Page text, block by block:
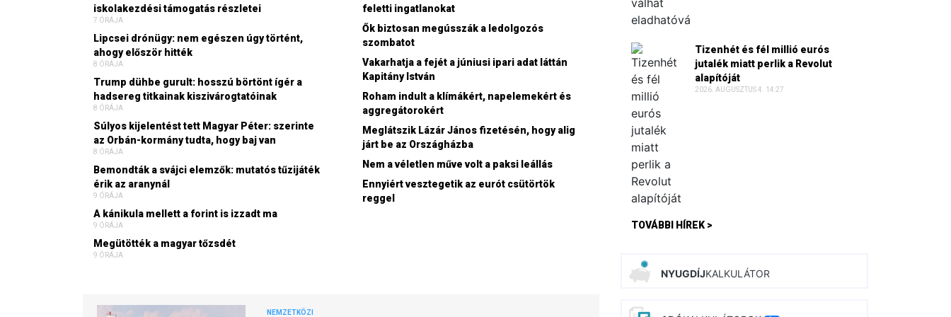
iskolakezdési támogatás részletei
7 ÓRÁJA
Lipcsei drónügy: nem egészen úgy történt,
ahogy először hitték
8 ÓRÁJA
Trump dühbe gurult: hosszú börtönt ígér a
hadsereg titkainak kiszivárogtatóinak
8 ÓRÁJA
Súlyos kijelentést tett Magyar Péter: szerinte
az Orbán-kormány tudta, hogy baj van
8 ÓRÁJA
Bemondták a svájci elemzők: mutatós tűzijáték
érik az aranynál
9 ÓRÁJA
A kánikula mellett a forint is izzadt ma
9 ÓRÁJA
Megütötték a magyar tőzsdét
9 ÓRÁJA
feletti ingatlanokat
Ők biztosan megússzák a ledolgozós
szombatot
Vakarhatja a fejét a júniusi ipari adat láttán
Kapitány István
Roham indult a klímákért, napelemekért és
aggregátorokért
Meglátszik Lázár János fizetésén, hogy alig
járt be az Országházba
Nem a véletlen műve volt a paksi leállás
Ennyiért vesztegetik az eurót csütörtök
reggel
NEMZETKÖZI
Tizenhét és fél millió eurós
jutalék miatt perlik a Revolut
alapítóját
2026. AUGUSZTUS 4. 14:27
TOVÁBBI HÍREK >
NYUGDÍJKALKULÁTOR